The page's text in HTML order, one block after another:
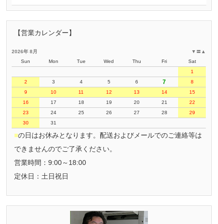
【営業カレンダー】
▲
〓
▼
2026年 8月
Sun
Mon Tue Wed Thu Fri
Sat
1
2
3 4 5 6 7
8
9
10 11 12 13 14
15
16
17 18 19 20 21
22
23
24 25 26 27 28
29
30
31
■の日はお休みとなります。配送およびメールでのご連絡等は
できませんのでご了承ください。
営業時間：9:00～18:00
定休日：土日祝日